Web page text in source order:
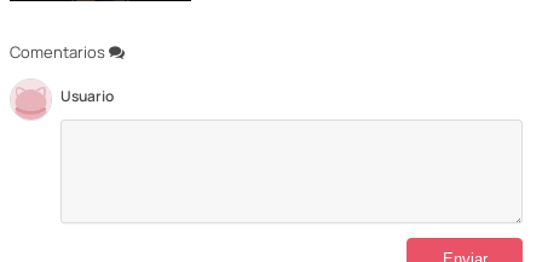
Comentarios
Usuario